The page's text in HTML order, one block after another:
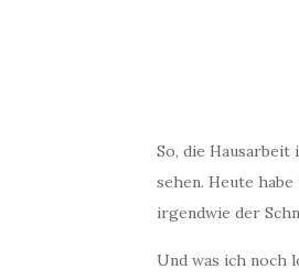
So, die Hausarbeit
sehen. Heute
irgendwie der
Und was ich noch